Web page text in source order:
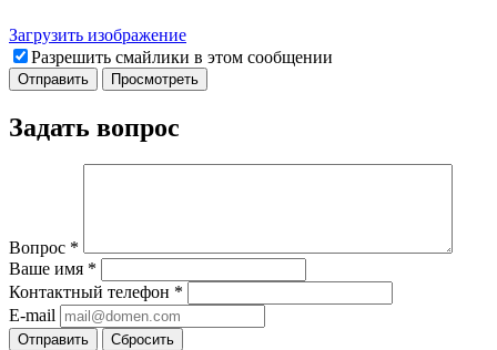
Загрузить изображение
Разрешить смайлики в этом сообщении
Задать вопрос
Вопрос *
Ваше имя *
Контактный телефон *
E-mail
Отправить Сбросить